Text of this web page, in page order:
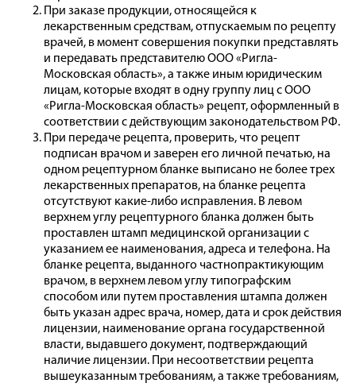
При заказе продукции, относящейся к
лекарственным средствам, отпускаемым по рецепту
врачей, в момент совершения покупки представлять
и передавать представителю ООО «Ригла-
Московская область», а также иным юридическим
лицам, которые входят в одну группу лиц с ООО
«Ригла-Московская область» рецепт, оформленный в
соответствии с действующим законодательством РФ.
При передаче рецепта, проверить, что рецепт
подписан врачом и заверен его личной печатью, на
одном рецептурном бланке выписано не более трех
лекарственных препаратов, на бланке рецепта
отсутствуют какие-либо исправления. В левом
верхнем углу рецептурного бланка должен быть
проставлен штамп медицинской организации с
указанием ее наименования, адреса и телефона. На
бланке рецепта, выданного частнопрактикующим
врачом, в верхнем левом углу типографским
способом или путем проставления штампа должен
быть указан адрес врача, номер, дата и срок действия
лицензии, наименование органа государственной
власти, выдавшего документ, подтверждающий
наличие лицензии. При несоответствии рецепта
вышеуказанным требованиям, а также требованиям,